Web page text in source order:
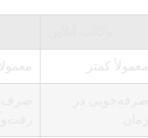
معمولاً کمتر